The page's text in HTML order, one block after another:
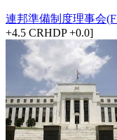
連邦準備制度理事会
+4.5 CRHDP +0.0]